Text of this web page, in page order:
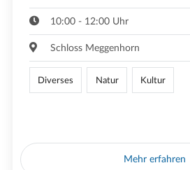
10:00 - 12:00 Uhr
Schloss Meggenhorn
Diverses Natur Kultur
Mehr erfahren